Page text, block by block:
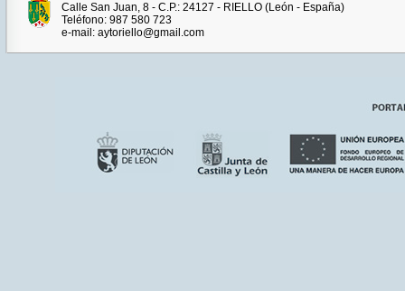
Calle San Juan, 8 - C.P.: 24127 - RIELLO (León - España)
Teléfono: 987 580 723
e-mail: aytoriello@gmail.com